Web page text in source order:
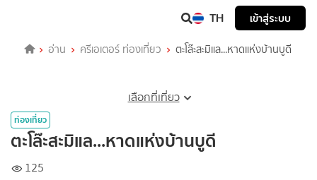
TH เข้าสู่ระบบ
อ่าน ครีเอเตอร์ ท่องเที่ยว ตะโล๊ะสะมิแล...หาดแห่งบ้านบูดี
เลือกที่เที่ยว
ท่องเที่ยว
ตะโล๊ะสะมิแล...หาดแห่งบ้านบูดี
125